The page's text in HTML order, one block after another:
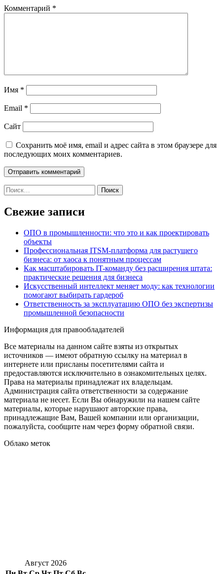
Комментарий *
Имя *
Email *
Сайт
Сохранить моё имя, email и адрес сайта в этом браузере для
последующих моих комментариев.
Найти:
Свежие записи
ОПО в промышленности: что это и как проектировать
объекты
Профессиональная ITSM-платформа для растущего
бизнеса: от хаоса к понятным процессам
Как масштабировать IT-команду без расширения штата:
практические решения для бизнеса
Искусственный интеллект меняет моду: как технологии
помогают выбирать гардероб
Ответственность за эксплуатацию ОПО без экспертизы
промышленной безопасности
Информация для правообладателей
Все материалы на данном сайте взяты из открытых
источников — имеют обратную ссылку на материал в
интернете или присланы посетителями сайта и
предоставляются исключительно в ознакомительных целях.
Права на материалы принадлежат их владельцам.
Администрация сайта ответственности за содержание
материала не несет. Если Вы обнаружили на нашем сайте
материалы, которые нарушают авторские права,
принадлежащие Вам, Вашей компании или организации,
пожалуйста, сообщите нам через форму обратной связи.
Облако меток
Август 2026